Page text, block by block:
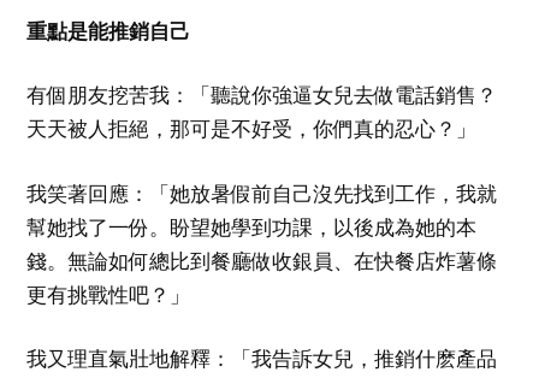
重點是能推銷自己
有個朋友挖苦我：「聽說你強逼女兒去做電話銷售？
天天被人拒絕，那可是不好受，你們真的忍心？」
我笑著回應：「她放暑假前自己沒先找到工作，我就
幫她找了一份。盼望她學到功課，以後成為她的本
錢。無論如何總比到餐廳做收銀員、在快餐店炸薯條
更有挑戰性吧？」
我又理直氣壯地解釋：「我告訴女兒，推銷什麽產品